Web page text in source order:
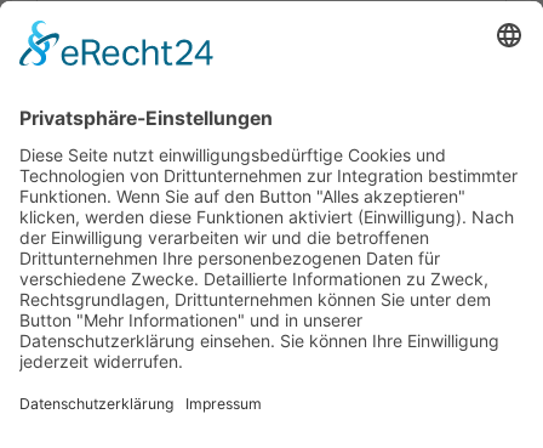
Lieferumfang
Dokumente
HOTLINE
PURELINK.DE